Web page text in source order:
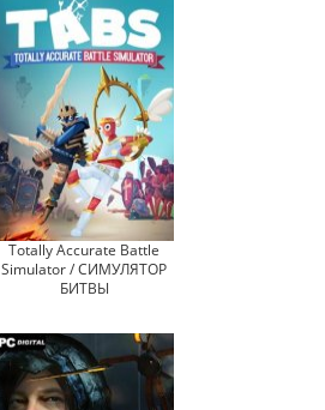
Totally Accurate Battle
Simulator / СИМУЛЯТОР
БИТВЫ